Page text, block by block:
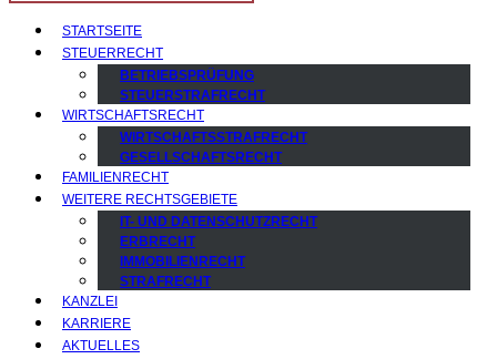
STARTSEITE
STEUERRECHT
BETRIEBSPRÜFUNG
STEUERSTRAFRECHT
WIRTSCHAFTSRECHT
WIRTSCHAFTSSTRAFRECHT
GESELLSCHAFTSRECHT
FAMILIENRECHT
WEITERE RECHTSGEBIETE
IT- UND DATENSCHUTZRECHT
ERBRECHT
IMMOBILIENRECHT
STRAFRECHT
KANZLEI
KARRIERE
AKTUELLES